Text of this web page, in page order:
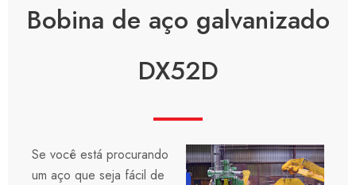
Bobina de aço galvanizado
DX52D
Se você está procurando
um aço que seja fácil de